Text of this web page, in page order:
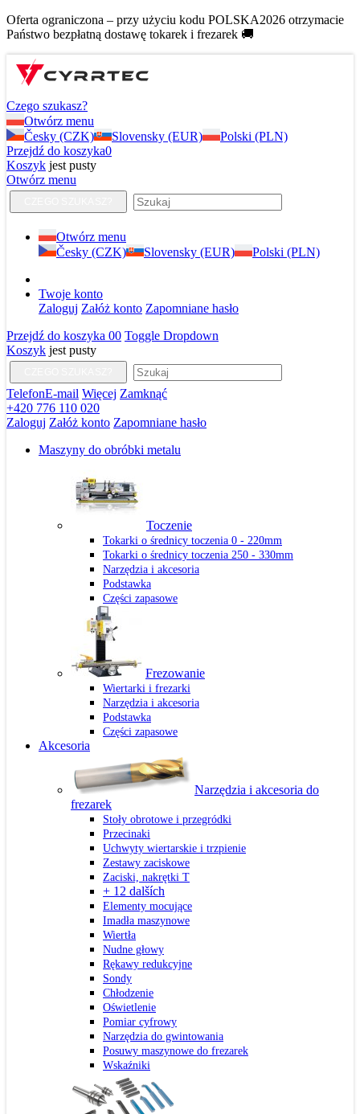
Oferta ograniczona – przy użyciu kodu POLSKA2026 otrzymacie
Państwo bezpłatną dostawę tokarek i frezarek 🚚
Czego szukasz?
Otwórz menu
Česky (CZK)
Slovensky (EUR)
Polski (PLN)
Przejdź do koszyka0
Koszyk jest pusty
Otwórz menu
Otwórz menu
Česky (CZK)
Slovensky (EUR) Polski (PLN)
Twoje konto
Zaloguj Załóż konto Zapomniane hasło
Przejdź do koszyka 00 Toggle Dropdown
Koszyk jest pusty
TelefonE-mail Więcej Zamknąć
+420 776 110 020
Zaloguj Załóż konto Zapomniane hasło
Maszyny do obróbki metalu
Toczenie
Tokarki o średnicy toczenia 0 - 220mm
Tokarki o średnicy toczenia 250 - 330mm
Narzędzia i akcesoria
Podstawka
Części zapasowe
Frezowanie
Wiertarki i frezarki
Narzędzia i akcesoria
Podstawka
Części zapasowe
Akcesoria
Narzędzia i akcesoria do
frezarek
Stoły obrotowe i przegródki
Przecinaki
Uchwyty wiertarskie i trzpienie
Zestawy zaciskowe
Zaciski, nakrętki T
+ 12 dalších
Elementy mocujące
Imadła maszynowe
Wiertła
Nudne głowy
Rękawy redukcyjne
Sondy
Chłodzenie
Oświetlenie
Pomiar cyfrowy
Narzędzia do gwintowania
Posuwy maszynowe do frezarek
Wskaźniki